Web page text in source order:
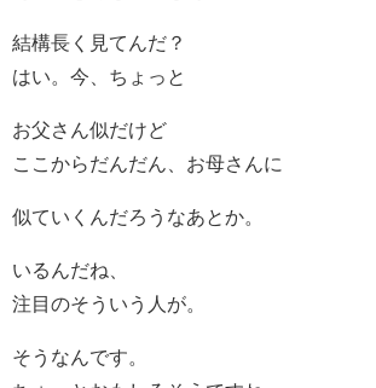
結構長く見てんだ？
はい。今、ちょっと
お父さん似だけど
ここからだんだん、お母さんに
似ていくんだろうなあとか。
いるんだね、
注目のそういう人が。
そうなんです。